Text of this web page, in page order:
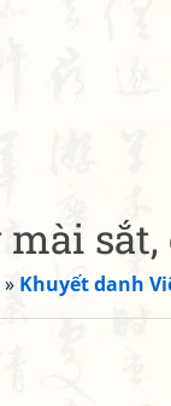
mài
» Khuyết danh